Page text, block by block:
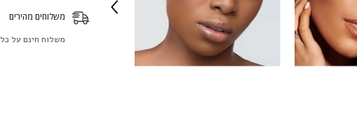
משלוחים מהירים
משלוח חינם על כל